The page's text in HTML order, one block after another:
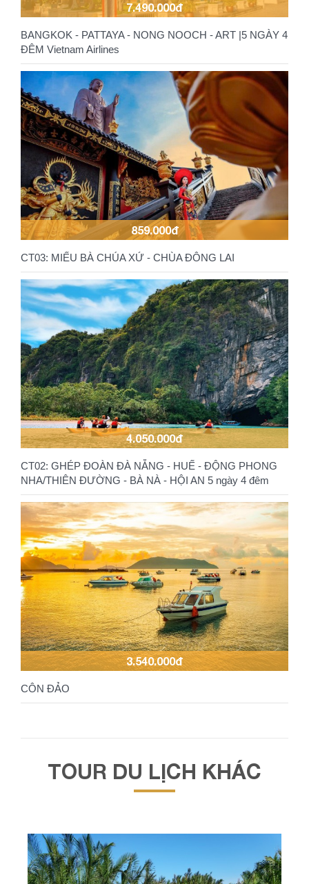
7.490.000đ
BANGKOK - PATTAYA - NONG NOOCH - ART |5 NGÀY 4
ĐÊM Vietnam Airlines
859.000đ
CT03: MIẾU BÀ CHÚA XỨ - CHÙA ĐÔNG LAI
4.050.000đ
CT02: GHÉP ĐOÀN ĐÀ NẴNG - HUẾ - ĐỘNG PHONG
NHA/THIÊN ĐƯỜNG - BÀ NÀ - HỘI AN 5 ngày 4 đêm
3.540.000đ
CÔN ĐẢO
TOUR DU LỊCH KHÁC